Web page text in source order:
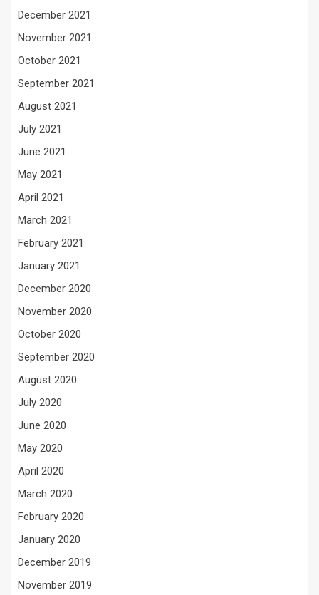
December 2021
November 2021
October 2021
September 2021
August 2021
July 2021
June 2021
May 2021
April 2021
March 2021
February 2021
January 2021
December 2020
November 2020
October 2020
September 2020
August 2020
July 2020
June 2020
May 2020
April 2020
March 2020
February 2020
January 2020
December 2019
November 2019